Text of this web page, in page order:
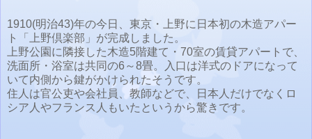
1910(明治43)年の今日、東京・上野に日本初の木造アパー
ト「上野倶楽部」が完成しました。
上野公園に隣接した木造5階建て・70室の賃貸アパートで、
洗面所・浴室は共同の6～8畳。入口は洋式のドアになって
いて内側から鍵がかけられたそうです。
住人は官公吏や会社員、教師などで、日本人だけでなくロ
シア人やフランス人もいたというから驚きです。